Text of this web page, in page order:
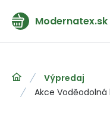
Modernatex.sk
Výpredaj
Akce